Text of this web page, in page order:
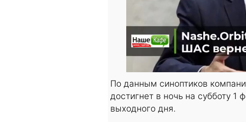
По данным синоптиков
достигнет в ночь на субботу
выходного дня.